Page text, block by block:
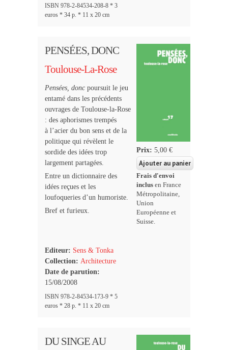
ISBN 978-2-84534-208-8 * 3
euros * 34 p. * 11 x 20 cm
PENSÉES, DONC
Toulouse-La-Rose
Pensées, donc poursuit le jeu
entamé dans les précédents
ouvrages de Toulouse-la-Rose
: des aphorismes trempés
à l’acier du bon sens et de la
politique qui révèlent le
sordide des idées trop
largement partagées.
Entre un dictionnaire des
idées reçues et les
loufoqueries d’un humoriste.
Bref et furieux.
Editeur: Sens & Tonka
Collection: Architecture
Date de parution:
15/08/2008
ISBN 978-2-84534-173-9 * 5
euros * 28 p. * 11 x 20 cm
Prix:5,00 €
Frais d'envoi
inclus en France
Métropolitaine,
Union
Européenne et
Suisse.
DU SINGE AU